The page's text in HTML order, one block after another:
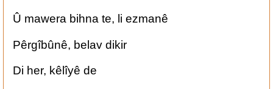
‏Û mawera bihna te, li ezmanê
‏Pêrgîbûnê, belav dikir
‏Di her, kêlîyê de